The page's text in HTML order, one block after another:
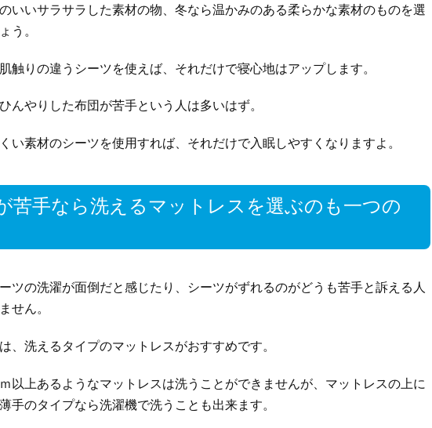
いいサラサラした素材の物、冬なら温かみのある柔らかな素材のものを選
う。
触りの違うシーツを使えば、それだけで寝心地はアップします。
んやりした布団が苦手という人は多いはず。
い素材のシーツを使用すれば、それだけで入眠しやすくなりますよ。
苦手なら洗えるマットレスを選ぶのも一つの
ツの洗濯が面倒だと感じたり、シーツがずれるのがどうも苦手と訴える人
せん。
、洗えるタイプのマットレスがおすすめです。
以上あるようなマットレスは洗うことができませんが、マットレスの上に
手のタイプなら洗濯機で洗うことも出来ます。